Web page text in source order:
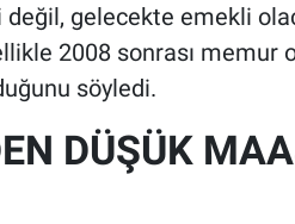
gelecekte emekli
2008 sonrası memur
söyledi.
DÜŞÜK